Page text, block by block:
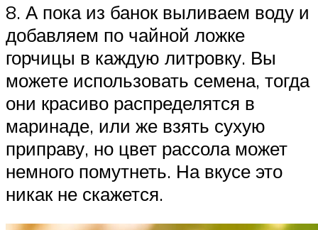
8. А пока из банок выливаем воду и
добавляем по чайной ложке
горчицы в каждую литровку. Вы
можете использовать семена, тогда
они красиво распределятся в
маринаде, или же взять сухую
приправу, но цвет рассола может
немного помутнеть. На вкусе это
никак не скажется.